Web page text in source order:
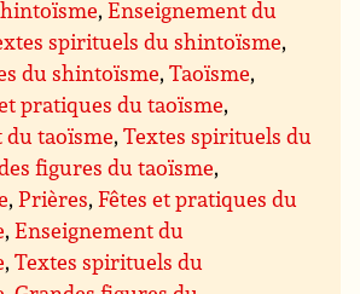
,Enseignement du
spirituels du shintoïsme,
du shintoïsme,Taoïsme,
pratiques du taoïsme,
du taoïsme,Textes spirituels du
figures du taoïsme,
,Prières,Fêtes et pratiques du
,Enseignement du
,Textes spirituels du